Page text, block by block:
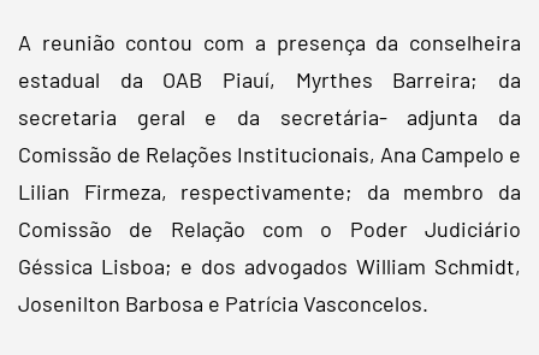
A reunião contou com a presença da conselheira
estadual da OAB Piauí, Myrthes Barreira; da
secretaria geral e da secretária- adjunta da
Comissão de Relações Institucionais, Ana Campelo e
Lilian Firmeza, respectivamente; da membro da
Comissão de Relação com o Poder Judiciário
Géssica Lisboa; e dos advogados William Schmidt,
Josenilton Barbosa e Patrícia Vasconcelos.